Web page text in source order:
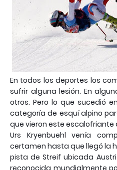
En todos los deportes los
sufrir alguna lesión. En
otros. Pero lo que sucedió
categoría de esquí alpino
que vieron este escalofriante
Urs Kryenbuehl venía
certamen hasta que llegó la
pista de Streif ubicada